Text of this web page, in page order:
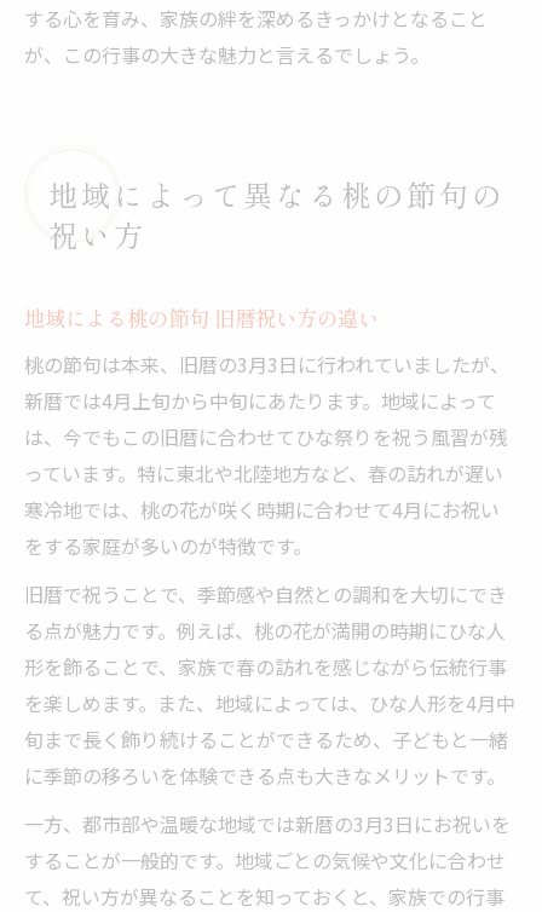
する心を育み、家族の絆を深めるきっかけとなること
が、この行事の大きな魅力と言えるでしょう。
地域によって異なる桃の節句の
祝い方
地域による桃の節句 旧暦祝い方の違い
桃の節句は本来、旧暦の3月3日に行われていましたが、
新暦では4月上旬から中旬にあたります。地域によって
は、今でもこの旧暦に合わせてひな祭りを祝う風習が残
っています。特に東北や北陸地方など、春の訪れが遅い
寒冷地では、桃の花が咲く時期に合わせて4月にお祝い
をする家庭が多いのが特徴です。
旧暦で祝うことで、季節感や自然との調和を大切にでき
る点が魅力です。例えば、桃の花が満開の時期にひな人
形を飾ることで、家族で春の訪れを感じながら伝統行事
を楽しめます。また、地域によっては、ひな人形を4月中
旬まで長く飾り続けることができるため、子どもと一緒
に季節の移ろいを体験できる点も大きなメリットです。
一方、都市部や温暖な地域では新暦の3月3日にお祝いを
することが一般的です。地域ごとの気候や文化に合わせ
て、祝い方が異なることを知っておくと、家族での行事